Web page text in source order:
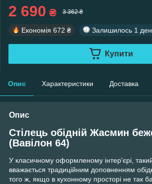
2 690 ₴ 3 362 ₴
Економія 672 ₴ Залишилось 1
Купити
Опис Характеристики Доставка
Опис
Стілець обідній Жасмин
(Вавілон 64)
У класичному оформленому інтер'єрі,
вважається традиційним доповненням
того ж, якщо в кухонному просторі не так